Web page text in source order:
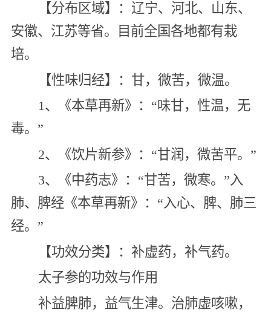
【分布区域】：辽宁、河北、山东、
安徽、江苏等省。目前全国各地都有栽
培。
【性味归经】：甘，微苦，微温。
1、《本草再新》：“味甘，性温，无
毒。”
2、《饮片新参》：“甘润，微苦平。”
3、《中药志》：“甘苦，微寒。”入
肺、脾经《本草再新》：“入心、脾、肺三
经。”
【功效分类】：补虚药，补气药。
太子参的功效与作用
补益脾肺，益气生津。治肺虚咳嗽，